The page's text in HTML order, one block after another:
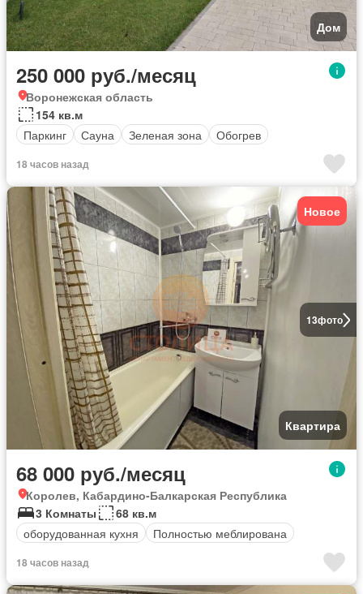
Дом
250 000 руб./месяц
Воронежская область
154 кв.м
Паркинг
Сауна Зеленая зона Обогрев
18 часов назад
13фото
Новое
Квартира
68 000 руб./месяц
Королев, Кабардино-Балкарская Республика
3 Комнаты
68 кв.м
оборудованная кухня
Полностью меблирована
18 часов назад